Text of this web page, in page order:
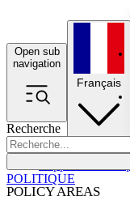
Open sub
navigation
Recherche
POLICY AREAS
Français
POLITIQUE